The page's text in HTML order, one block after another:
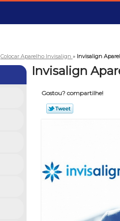
Colocar Aparelho Invisalign » Invisalign
Invisalign
Gostou? compartilhe!